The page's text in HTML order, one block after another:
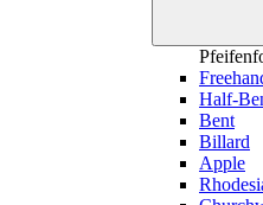
Half-
Bent
Billard
Apple